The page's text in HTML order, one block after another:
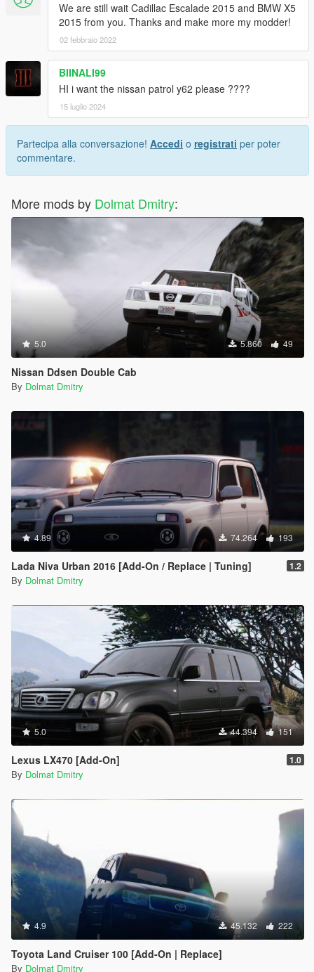
We are still wait Cadillac Escalade 2015 and BMW X5
2015 from you. Thanks and make more my modder!
02 febbraio 2022
BIINALI99
HI i want the nissan patrol y62 please ????
15 luglio 2024
Partecipa alla conversazione! Accedi o registrati per poter
commentare.
More mods by Dolmat Dmitry:
5.0 5.860 49
Nissan Ddsen Double Cab
By Dolmat Dmitry
4.89 74.264 193
Lada Niva Urban 2016 [Add-On / Replace | Tuning] 1.2
By Dolmat Dmitry
5.0 44.394 151
Lexus LX470 [Add-On] 1.0
By Dolmat Dmitry
4.9 45.132 222
Toyota Land Cruiser 100 [Add-On | Replace]
By Dolmat Dmitry